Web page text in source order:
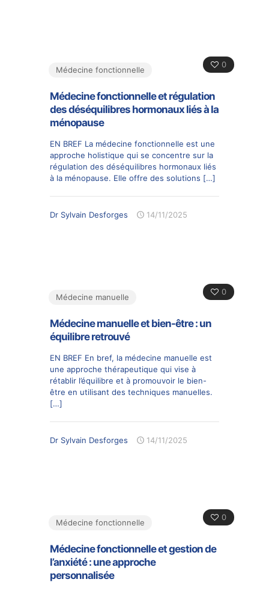
0
Médecine fonctionnelle
Médecine fonctionnelle et régulation
des déséquilibres hormonaux liés à la
ménopause
EN BREF La médecine fonctionnelle est une
approche holistique qui se concentre sur la
régulation des déséquilibres hormonaux liés
à la ménopause. Elle offre des solutions […]
Dr Sylvain Desforges 14/11/2025
0
Médecine manuelle
Médecine manuelle et bien-être : un
équilibre retrouvé
EN BREF En bref, la médecine manuelle est
une approche thérapeutique qui vise à
rétablir l’équilibre et à promouvoir le bien-
être en utilisant des techniques manuelles.
[…]
Dr Sylvain Desforges 14/11/2025
0
Médecine fonctionnelle
Médecine fonctionnelle et gestion de
l’anxiété : une approche
personnalisée